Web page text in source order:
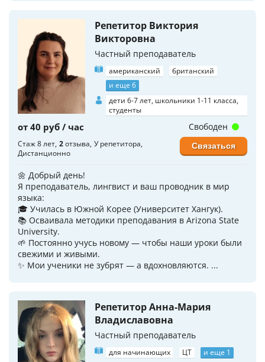
Репетитор Виктория
Викторовна
Частный преподаватель
американский
британский
и еще 6
дети 6-7 лет, школьники 1-11 класса,
студенты
от 40 руб / час
Стаж 8 лет 2отзыва У репетитора
Дистанционно
🌼 Добрый день!
Я преподаватель, лингвист и ваш проводник в мир
языка:
🎓 Училась в Южной Корее (Университет Хангук).
📚 Осваивала методики преподавания в Arizona State
University.
🌱 Постоянно учусь новому — чтобы наши уроки были
свежими и живыми.
✨ Мои ученики не зубрят — а вдохновляются. ...
Свободен
Связаться
Репетитор Анна-Мария
Владиславовна
Частный преподаватель
для начинающих ЦТ
и еще 1